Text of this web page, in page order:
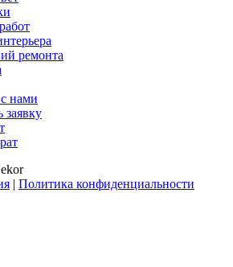
ремонта
с нами
заявку
Политика конфиденциальности